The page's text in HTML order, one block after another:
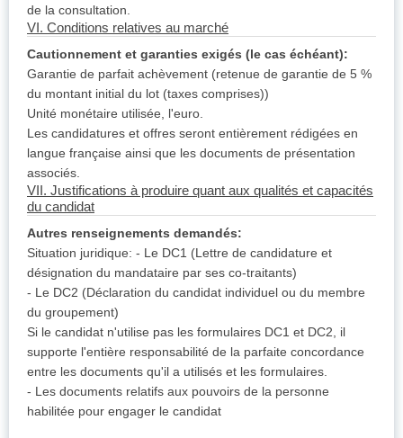
de la consultation.
VI. Conditions relatives au marché
Cautionnement et garanties exigés (le cas échéant):
Garantie de parfait achèvement (retenue de garantie de 5 %
du montant initial du lot (taxes comprises))
Unité monétaire utilisée, l'euro.
Les candidatures et offres seront entièrement rédigées en
langue française ainsi que les documents de présentation
associés.
VII. Justifications à produire quant aux qualités et capacités
du candidat
Autres renseignements demandés:
Situation juridique: - Le DC1 (Lettre de candidature et
désignation du mandataire par ses co-traitants)
- Le DC2 (Déclaration du candidat individuel ou du membre
du groupement)
Si le candidat n'utilise pas les formulaires DC1 et DC2, il
supporte l'entière responsabilité de la parfaite concordance
entre les documents qu'il a utilisés et les formulaires.
- Les documents relatifs aux pouvoirs de la personne
habilitée pour engager le candidat